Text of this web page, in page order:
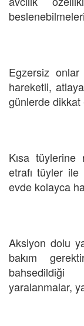
Egzersiz
hareketli,
günlerde dikkat
Kısa tüylerine
etrafı tüyler ile
evde kolayca
Aksiyon dolu
bakım
yaralanmalar,